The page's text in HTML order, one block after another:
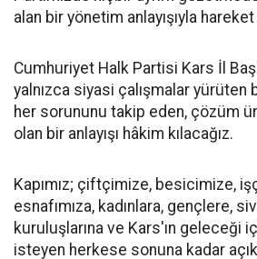
alan bir yönetim anlayışıyla
Cumhuriyet Halk Partisi Kars İl
yalnızca siyasi çalışmalar yürüten
her sorununu takip eden, çözüm
olan bir anlayışı hâkim kılacağız.
Kapımız; çiftçimize, besicimize,
esnafımıza, kadınlara, gençlere,
kuruluşlarına ve Kars'ın geleceği
isteyen herkese sonuna kadar